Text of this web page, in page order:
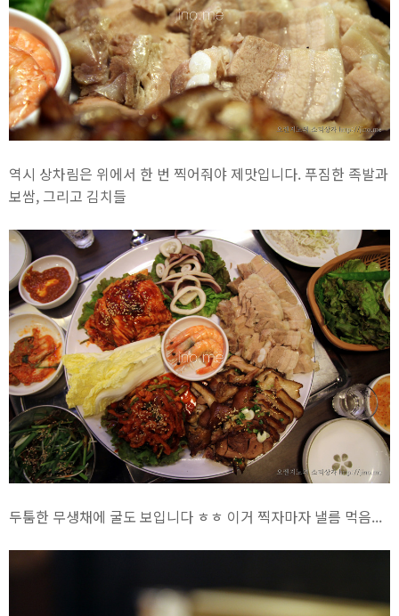
역시 상차림은 위에서 한 번 찍어줘야 제맛입니다. 푸짐한 족발과
보쌈, 그리고 김치들
두툼한 무생채에 굴도 보입니다 ㅎㅎ 이거 찍자마자 낼름 먹음...